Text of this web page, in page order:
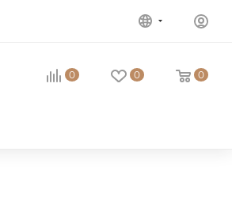
0 0 0